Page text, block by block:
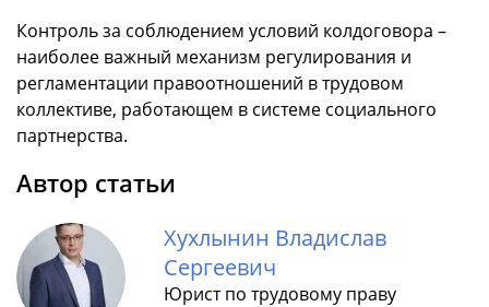
Контроль за соблюдением условий колдоговора –
наиболее важный механизм регулирования и
регламентации правоотношений в трудовом
коллективе, работающем в системе социального
партнерства.
Автор статьи
Хухлынин Владислав
Сергеевич
Юрист по трудовому праву